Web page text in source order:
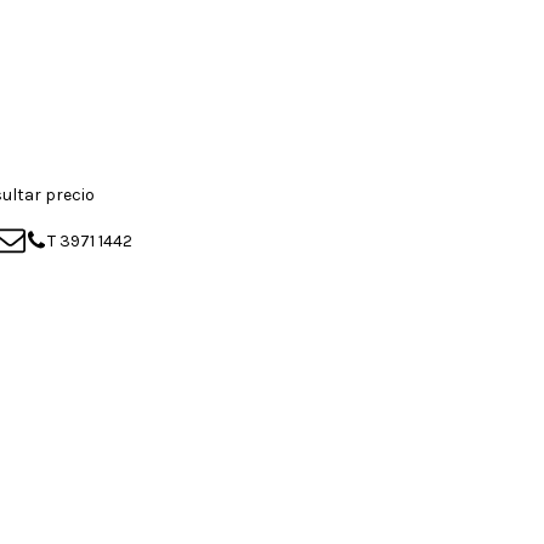
precio
T 3971 1442